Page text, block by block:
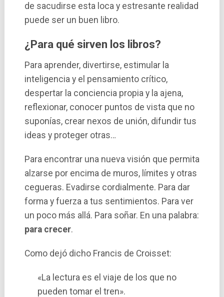
de sacudirse esta loca y estresante realidad
puede ser un buen libro.
¿Para qué sirven los libros?
Para aprender, divertirse, estimular la
inteligencia y el pensamiento crí­tico,
despertar la conciencia propia y la ajena,
reflexionar, conocer puntos de vista que no
suponí­as, crear nexos de unión, difundir tus
ideas y proteger otras…
Para encontrar una nueva visión que permita
alzarse por encima de muros, lí­mites y otras
cegueras. Evadirse cordialmente. Para dar
forma y fuerza a tus sentimientos. Para ver
un poco más allá. Para soñar. En una palabra:
para crecer.
Como dejó dicho Francis de Croisset:
«La lectura es el viaje de los que no
pueden tomar el tren».